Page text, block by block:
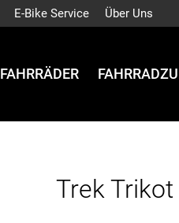
E-Bike Service Über Uns
FAHRRÄDER
Trek